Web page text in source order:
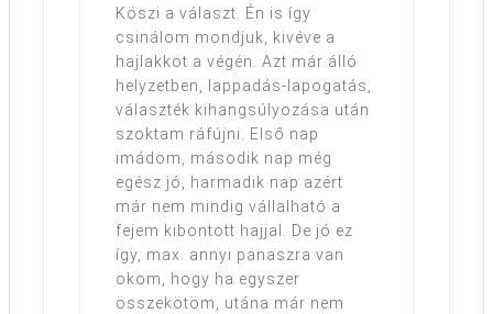
Köszi a választ. Én is így
csinálom mondjuk, kivéve a
hajlakkot a végén. Azt már álló
helyzetben, lappadás-lapogatás,
választék kihangsúlyozása után
szoktam ráfújni. Első nap
imádom, második nap még
egész jó, harmadik nap azért
már nem mindig vállalható a
fejem kibontott hajjal. De jó ez
így, max. annyi panaszra van
okom, hogy ha egyszer
összekötöm, utána már nem